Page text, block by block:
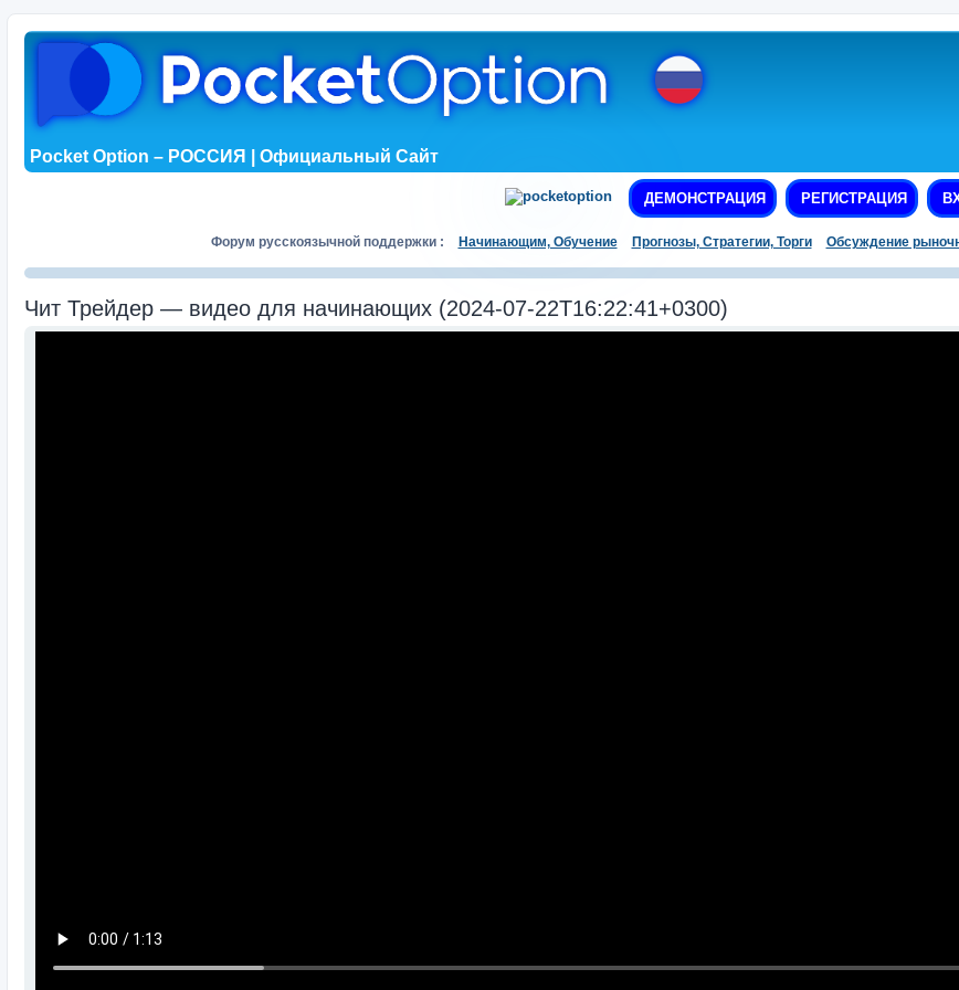
Pocket Option – РОССИЯ | Официальный Сайт
ДЕМОНСТРАЦИЯ РЕГИСТРАЦИЯ
Форум русскоязычной поддержки : Начинающим, Обучение Прогнозы, Стратегии, Торги Обсуждение
Чит Трейдер — видео для начинающих (2024-07-22T16:22:41+0300)